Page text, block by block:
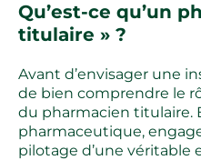
Qu’est-ce qu’un
titulaire » ?
Avant d’envisager une
de bien comprendre le
du pharmacien titulaire.
pharmaceutique,
pilotage d’une véritable